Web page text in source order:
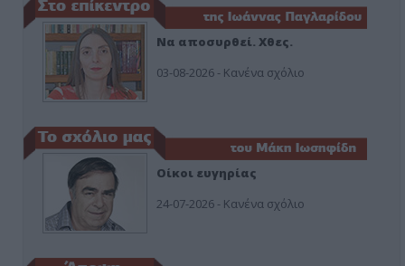
Να αποσυρθεί. Χθες.
03-08-2026 - Κανένα σχόλιο
Οίκοι ευγηρίας
24-07-2026 - Κανένα σχόλιο